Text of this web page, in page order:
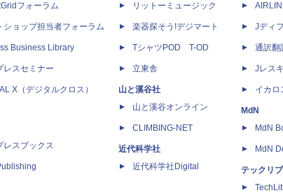
フォーラム
ショップ担当者フォーラム
Business Library
レスセミナー
X（デジタルクロス）
レスブックス
リットーミュージック
楽器探そう!デジマート
TシャツPOD T-OD
立東舎
山と溪谷社
山と溪谷オンライン
CLIMBING-NET
近代科学社
近代科学社Digital
Jディ
通訳翻
Jレス
イカロ
MdN
MdN
MdN
テックリブ